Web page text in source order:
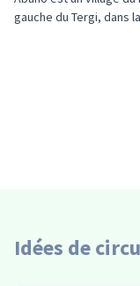
gauche du Tergi, dans
Idées de